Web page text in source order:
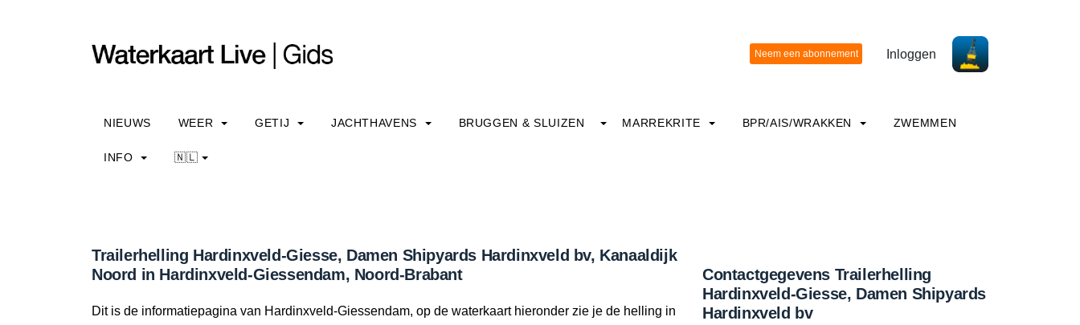
Inloggen
NIEUWS WEER GETIJ JACHTHAVENS BRUGGEN & SLUIZEN MARREKRITE BPR/AIS/WRAKKEN ZWEMMEN
INFO 🇳🇱
Trailerhelling Hardinxveld-Giesse, Damen Shipyards Hardinxveld bv, Kanaaldijk
Noord in Hardinxveld-Giessendam, Noord-Brabant
Dit is de informatiepagina van Hardinxveld-Giessendam, op de waterkaart hieronder zie je de helling in
Contactgegevens Trailerhelling
Hardinxveld-Giesse, Damen Shipyards
Hardinxveld bv